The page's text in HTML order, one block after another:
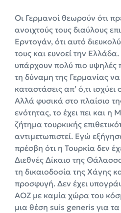
Οι Γερμανοί θεωρούν ότι
ανοιχτούς τους διαύλους
Ερντογάν, ότι αυτό
τους και ευνοεί την
υπάρχουν πολύ πιο υψηλές
τη δύναμη της Γερμανίας
καταστάσεις απ’ ό,τι
Αλλά φυσικά στο πλαίσιο
ενότητας, το έχει πει και η
ζήτημα τουρκικής
αντιμετωπιστεί. Εγώ
πρέσβη ότι η Τουρκία δεν
Διεθνές Δίκαιο της
τη δικαιοδοσία της Χάγης
προσφυγή. Δεν έχει
ΑΟΖ με καμία χώρα του
μια θέση suis generis για